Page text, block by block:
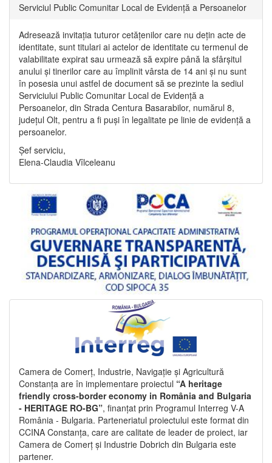
Serviciul Public Comunitar Local de Evidență a Persoanelor
Adresează invitația tuturor cetățenilor care nu dețin acte de
identitate, sunt titulari ai actelor de identitate cu termenul de
valabilitate expirat sau urmează să expire până la sfârșitul
anului și tinerilor care au împlinit vârsta de 14 ani și nu sunt
în posesia unui astfel de document să se prezinte la sediul
Serviciului Public Comunitar Local de Evidență a
Persoanelor, din Strada Centura Basarabilor, numărul 8,
județul Olt, pentru a fi puși în legalitate pe linie de evidență a
persoanelor.
Șef serviciu,
Elena-Claudia Vîlceleanu
Camera de Comerț, Industrie, Navigație și Agricultură
Constanța are în implementare proiectul “A heritage
friendly cross-border economy in România and Bulgaria
- HERITAGE RO-BG”, finanțat prin Programul Interreg V-A
România - Bulgaria. Parteneriatul proiectului este format din
CCINA Constanța, care are calitate de leader de proiect, iar
Camera de Comerț și Industrie Dobrich din Bulgaria este
partener.